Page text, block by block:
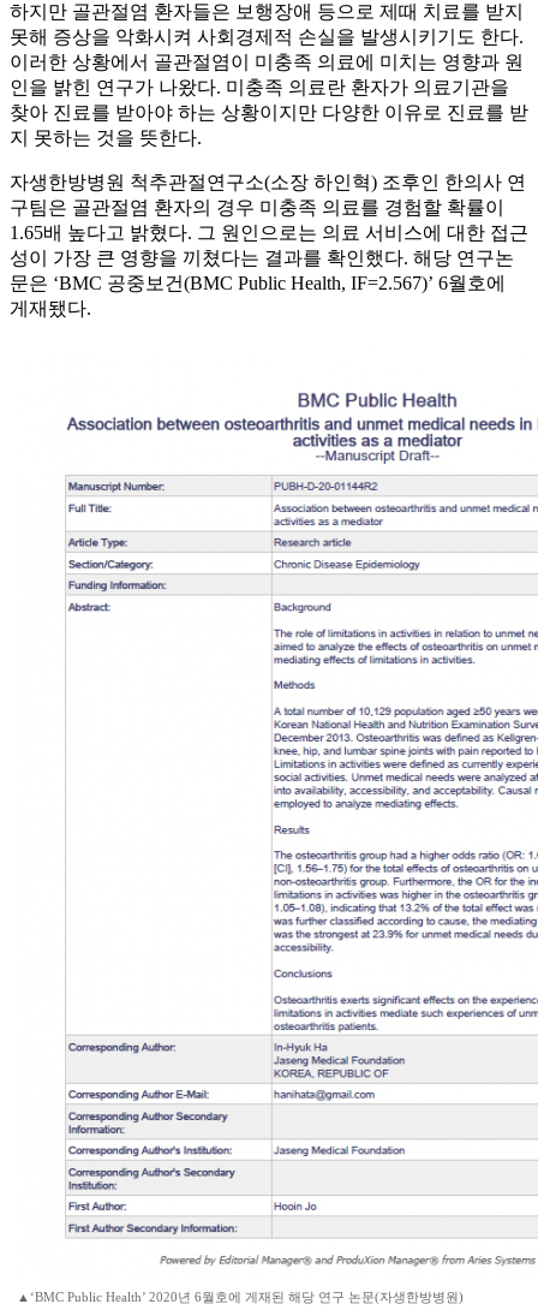
하지만 골관절염 환자들은 보행장애 등으로 제때 치료를 받지
못해 증상을 악화시켜 사회경제적 손실을 발생시키기도 한다.
이러한 상황에서 골관절염이 미충족 의료에 미치는 영향과 원
인을 밝힌 연구가 나왔다. 미충족 의료란 환자가 의료기관을
찾아 진료를 받아야 하는 상황이지만 다양한 이유로 진료를 받
지 못하는 것을 뜻한다.
자생한방병원 척추관절연구소(소장 하인혁) 조후인 한의사 연
구팀은 골관절염 환자의 경우 미충족 의료를 경험할 확률이
1.65배 높다고 밝혔다. 그 원인으로는 의료 서비스에 대한 접근
성이 가장 큰 영향을 끼쳤다는 결과를 확인했다. 해당 연구논
문은 ‘BMC 공중보건(BMC Public Health, IF=2.567)’ 6월호에
게재됐다.
▲‘BMC Public Health’ 2020년 6월호에 게재된 해당 연구 논문(자생한방병원)